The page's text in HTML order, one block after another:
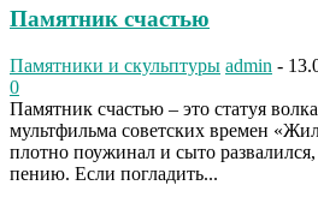
Памятник счастью
Памятники и скульптуры admin -
0
Памятник счастью – это статуя
мультфильма советских времен
плотно поужинал и сыто
пению. Если погладить...